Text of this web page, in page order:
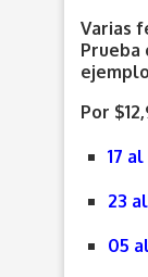
Varias
Prueba
ejemplo
Por
17
23
05